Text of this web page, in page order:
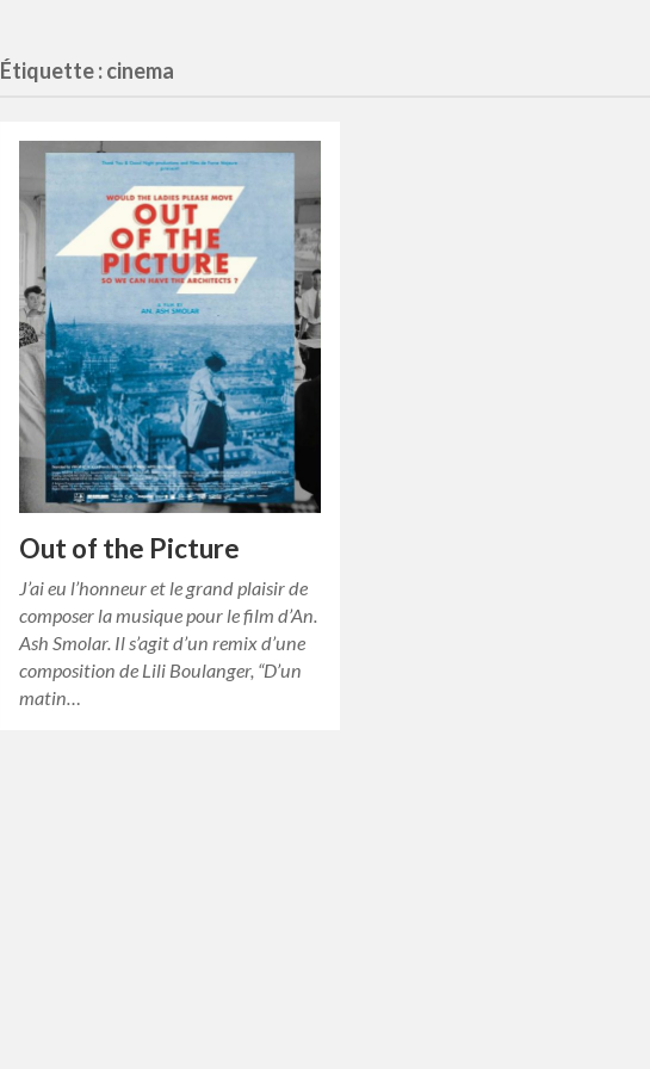
Étiquette : cinema
Out of the Picture
J’ai eu l’honneur et le grand plaisir de
composer la musique pour le film d’An.
Ash Smolar. Il s’agit d’un remix d’une
composition de Lili Boulanger, “D’un
matin…